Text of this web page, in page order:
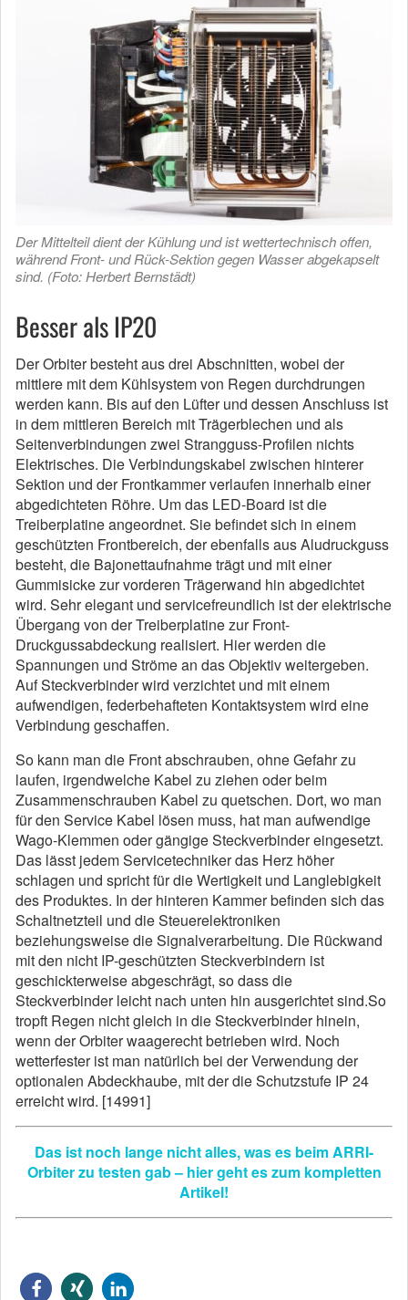
Der Mittelteil dient der Kühlung und ist wettertechnisch offen,
während Front- und Rück-Sektion gegen Wasser abgekapselt
sind. (Foto: Herbert Bernstädt)
Besser als IP20
Der Orbiter besteht aus drei Abschnitten, wobei der
mittlere mit dem Kühlsystem von Regen durchdrungen
werden kann. Bis auf den Lüfter und dessen Anschluss ist
in dem mittleren Bereich mit Trägerblechen und als
Seitenverbindungen zwei Strangguss-Profilen nichts
Elektrisches. Die Verbindungskabel zwischen hinterer
Sektion und der Frontkammer verlaufen innerhalb einer
abgedichteten Röhre. Um das LED-Board ist die
Treiberplatine angeordnet. Sie befindet sich in einem
geschützten Frontbereich, der ebenfalls aus Aludruckguss
besteht, die Bajonettaufnahme trägt und mit einer
Gummisicke zur vorderen Trägerwand hin abgedichtet
wird. Sehr elegant und servicefreundlich ist der elektrische
Übergang von der Treiberplatine zur Front-
Druckgussabdeckung realisiert. Hier werden die
Spannungen und Ströme an das Objektiv weitergeben.
Auf Steckverbinder wird verzichtet und mit einem
aufwendigen, federbehafteten Kontaktsystem wird eine
Verbindung geschaffen.
So kann man die Front abschrauben, ohne Gefahr zu
laufen, irgendwelche Kabel zu ziehen oder beim
Zusammenschrauben Kabel zu quetschen. Dort, wo man
für den Service Kabel lösen muss, hat man aufwendige
Wago-Klemmen oder gängige Steckverbinder eingesetzt.
Das lässt jedem Servicetechniker das Herz höher
schlagen und spricht für die Wertigkeit und Langlebigkeit
des Produktes. In der hinteren Kammer befinden sich das
Schaltnetzteil und die Steuerelektroniken
beziehungsweise die Signalverarbeitung. Die Rückwand
mit den nicht IP-geschützten Steckverbindern ist
geschickterweise abgeschrägt, so dass die
Steckverbinder leicht nach unten hin ausgerichtet sind.So
tropft Regen nicht gleich in die Steckverbinder hinein,
wenn der Orbiter waagerecht betrieben wird. Noch
wetterfester ist man natürlich bei der Verwendung der
optionalen Abdeckhaube, mit der die Schutzstufe IP 24
erreicht wird. [14991]
Das ist noch lange nicht alles, was es beim ARRI-
Orbiter zu testen gab – hier geht es zum kompletten
Artikel!